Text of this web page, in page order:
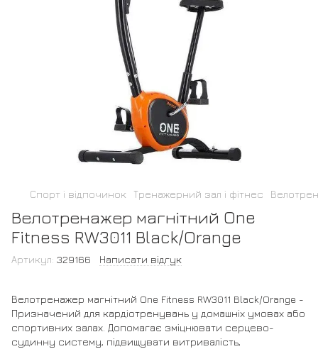
Спорт і відпочинок Тренажерний зал і фітнес
Велотренажер магнітний One
Fitness RW3011 Black/Orange
Артикул: 329166 Написати відгук
Велотренажер магнітний One Fitness RW3011 Black/Orange -
Призначений для кардіотренувань у домашніх умовах або
спортивних залах. Допомагає зміцнювати серцево-
судинну систему, підвищувати витривалість,